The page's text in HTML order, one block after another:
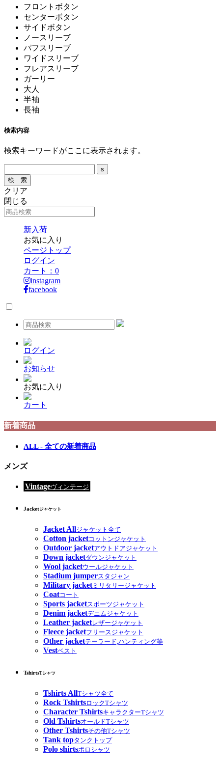
フロントボタン
センターボタン
サイドボタン
ノースリーブ
パフスリーブ
ワイドスリーブ
フレアスリーブ
ガーリー
大人
半袖
長袖
検索内容
検索キーワードがここに表示されます。
クリア
閉じる
新入荷
お気に入り
ページトップ
ログイン
カート： 0
instagram
facebook
ログイン
お知らせ
お気に入り
カート
新着商品
ALL - 全ての新着商品
メンズ
Vintageヴィンテージ
Jacketジャケット
Jacket Allジャケット全て
Cotton jacketコットンジャケット
Outdoor jacketアウトドアジャケット
Down jacketダウンジャケット
Wool jacketウールジャケット
Stadium jumperスタジャン
Military jacketミリタリージャケット
Coatコート
Sports jacketスポーツジャケット
Denim jacketデニムジャケット
Leather jacketレザージャケット
Fleece jacketフリースジャケット
Other jacketテーラード,ハンティング等
Vestベスト
TshirtsTシャツ
Tshirts AllTシャツ全て
Rock TshirtsロックTシャツ
Character TshirtsキャラクターTシャツ
Old TshirtsオールドTシャツ
Other Tshirtsその他Tシャツ
Tank topタンクトップ
Polo shirtsポロシャツ